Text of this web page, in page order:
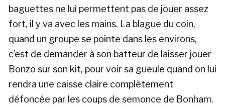
baguettes ne lui permettent pas de jouer assez
fort, il y va avec les mains. La blague du coin,
quand un groupe se pointe dans les environs,
c’est de demander à son batteur de laisser jouer
Bonzo sur son kit, pour voir sa gueule quand on lui
rendra une caisse claire complètement
défoncée par les coups de semonce de Bonham.